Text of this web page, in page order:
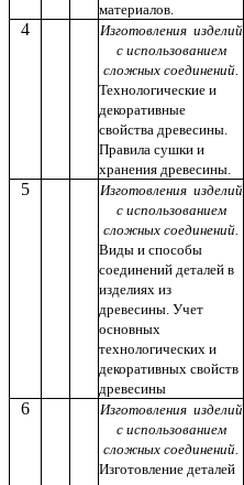
материалов.
4
Изготовления изделий
с использованием
сложных соединений.
Технологические и
декоративные
свойства древесины.
Правила сушки и
хранения древесины.
5
Изготовления изделий
с использованием
сложных соединений.
Виды и способы
соединений деталей в
изделиях из
древесины. Учет
основных
технологических и
декоративных свойств
древесины
6
Изготовления изделий
с использованием
сложных соединений.
Изготовление деталей